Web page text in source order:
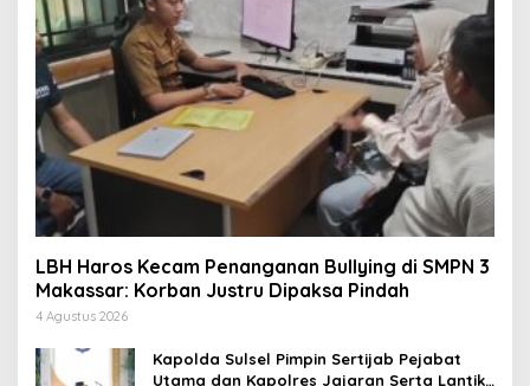
LBH Haros Kecam Penanganan Bullying di SMPN 3
Makassar: Korban Justru Dipaksa Pindah
4 Agustus 2026
Kapolda Sulsel Pimpin Sertijab Pejabat
Utama dan Kapolres Jajaran Serta Lantik